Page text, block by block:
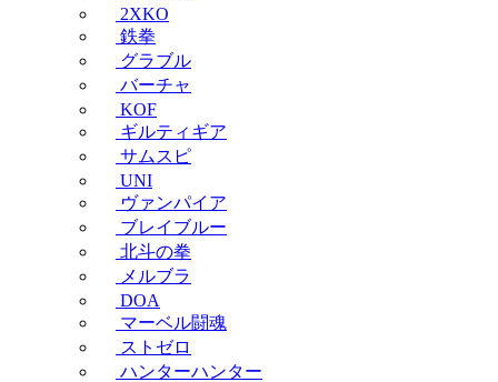
2XKO
鉄拳
グラブル
バーチャ
KOF
ギルティギア
サムスピ
UNI
ヴァンパイア
ブレイブルー
北斗の拳
メルブラ
DOA
マーベル闘魂
ストゼロ
ハンターハンター